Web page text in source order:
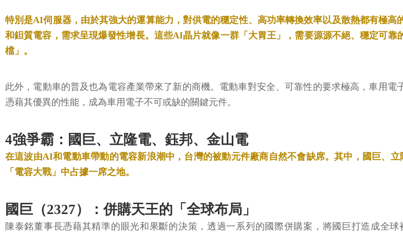
特別是AI伺服器，由於其強大的運算能力，對供電的穩定性、高功率轉換效率以及散熱都有極
和鉭質電容，需求呈現爆發性增長。這些AI晶片就像一群「大胃王」，需要源源不絕、穩定可
檔」。
此外，電動車的普及也為電容產業帶來了新的商機。電動車對安全、可靠性的要求極高，車用
憑藉其優異的性能，成為車用電子不可或缺的關鍵元件。
4強爭霸：國巨、立隆電、鈺邦、金山電
在這波由AI和電動車帶動的電容新浪潮中，台灣的被動元件廠商自然不會缺席。其中，國巨、
「電容大戰」中占據一席之地。
國巨（2327）：併購天王的「全球布局」
陳泰銘董事長憑藉其精準的眼光和果斷的決策，透過一系列的國際併購案，將國巨打造成全